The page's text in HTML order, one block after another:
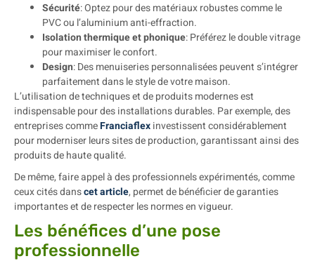
Sécurité: Optez pour des matériaux robustes comme le
PVC ou l’aluminium anti-effraction.
Isolation thermique et phonique: Préférez le double vitrage
pour maximiser le confort.
Design: Des menuiseries personnalisées peuvent s’intégrer
parfaitement dans le style de votre maison.
L’utilisation de techniques et de produits modernes est
indispensable pour des installations durables. Par exemple, des
entreprises commeFranciaflexinvestissent considérablement
pour moderniser leurs sites de production, garantissant ainsi des
produits de haute qualité.
De même, faire appel à des professionnels expérimentés, comme
ceux cités danscet article, permet de bénéficier de garanties
importantes et de respecter les normes en vigueur.
Les bénéfices d’une pose
professionnelle